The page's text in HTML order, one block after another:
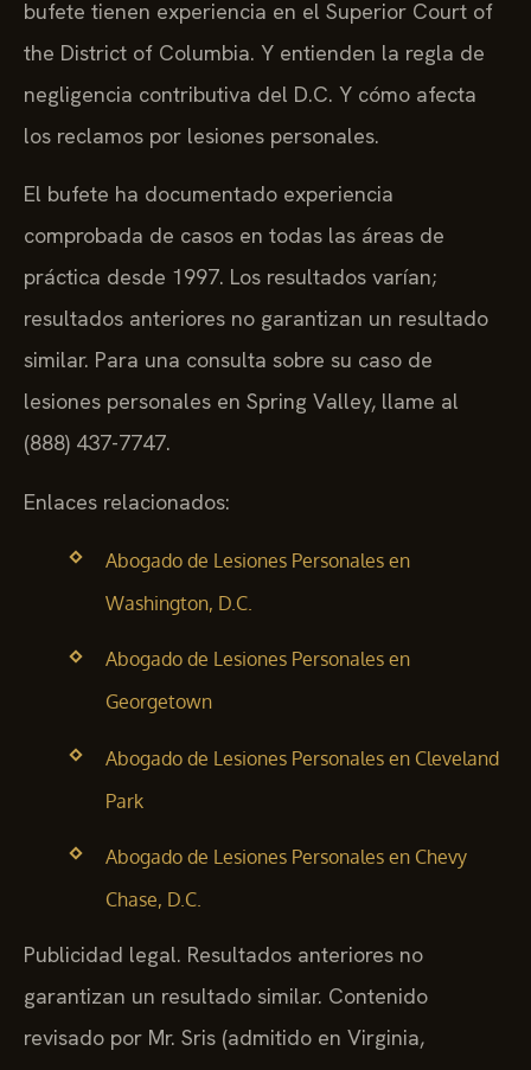
bufete tienen experiencia en el Superior Court of
the District of Columbia. Y entienden la regla de
negligencia contributiva del D.C. Y cómo afecta
los reclamos por lesiones personales.
El bufete ha documentado experiencia
comprobada de casos en todas las áreas de
práctica desde 1997. Los resultados varían;
resultados anteriores no garantizan un resultado
similar. Para una consulta sobre su caso de
lesiones personales en Spring Valley, llame al
(888) 437-7747.
Enlaces relacionados:
Abogado de Lesiones Personales en
Washington, D.C.
Abogado de Lesiones Personales en
Georgetown
Abogado de Lesiones Personales en Cleveland
Park
Abogado de Lesiones Personales en Chevy
Chase, D.C.
Publicidad legal. Resultados anteriores no
garantizan un resultado similar. Contenido
revisado por Mr. Sris (admitido en Virginia,